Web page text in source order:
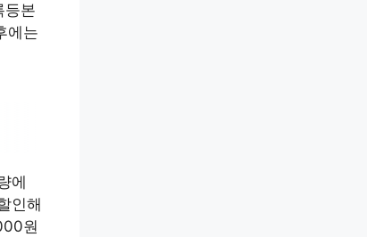
등본
에는
에
인해
원